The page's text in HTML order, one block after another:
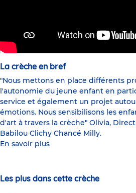
La crèche en bref
"Nous mettons en place différents
l'autonomie du jeune enfant en
service et également un projet
émotions. Nous sensibilisons les
d'art à travers la crèche" Olivia,
Babilou Clichy Chancé Milly.
En savoir plus
Les plus dans cette crèche